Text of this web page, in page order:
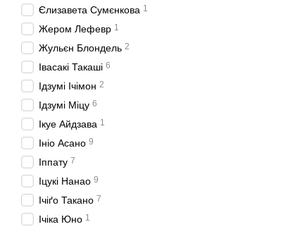
Єлизавета Сумєнкова 1
Жером Лефевр 1
Жульєн Блондель 2
Івасакі Такаші 6
Ідзумі Ічімон 2
Ідзумі Міцу 6
Ікуе Айдзава 1
Ініо Асано 9
Іппату 7
Іцукі Нанао 9
Ічіґо Такано 7
Ічіка Юно 1